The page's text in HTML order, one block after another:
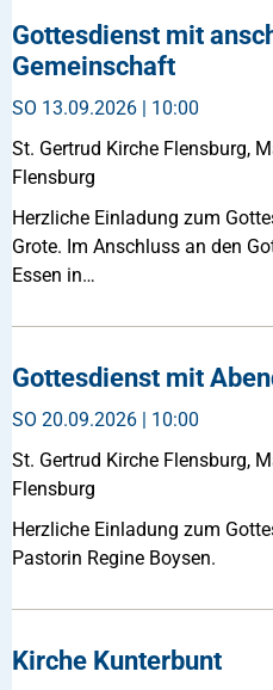
Gottesdienst mit
Gemeinschaft
SO 13.09.2026 | 10:00
St. Gertrud Kirche Flensburg,
Flensburg
Herzliche Einladung zum
Grote. Im Anschluss an den
Essen in…
Gottesdienst mit
SO 20.09.2026 | 10:00
St. Gertrud Kirche Flensburg,
Flensburg
Herzliche Einladung zum
Pastorin Regine Boysen.
Kirche Kunterbunt